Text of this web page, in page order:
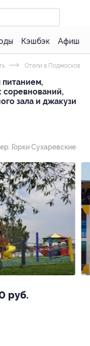
Кэшбэк Афиша
Отели в
зала и джакузи
Горки Сухаревские
руб.